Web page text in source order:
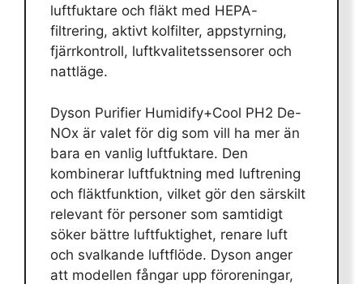
luftfuktare och fläkt med HEPA-
filtrering, aktivt kolfilter, appstyrning,
fjärrkontroll, luftkvalitetssensorer och
nattläge.
Dyson Purifier Humidify+Cool PH2 De-
NOx är valet för dig som vill ha mer än
bara en vanlig luftfuktare. Den
kombinerar luftfuktning med luftrening
och fläktfunktion, vilket gör den särskilt
relevant för personer som samtidigt
söker bättre luftfuktighet, renare luft
och svalkande luftflöde. Dyson anger
att modellen fångar upp föroreningar,